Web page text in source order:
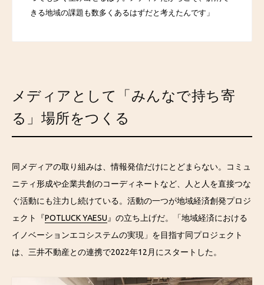
きる地域の課題も数多くあるはずだと考えたんです」
メディアとして「みんなで持ち寄
る」場所をつくる
同メディアの取り組みは、情報発信だけにとどまらない。コミュ
ニティ形成や企業共創のコーディネートなど、人と人を直接つな
ぐ活動にも注力し続けている。 活動の一つが地域経済創発プロジ
ェクト『POTLUCK YAESU』の立ち上げだ。
「地域経済における
イノベーションエコシステムの実現」を目指す同プロジェクト
は、三井不動産との連携で2022年12月にスタートした。